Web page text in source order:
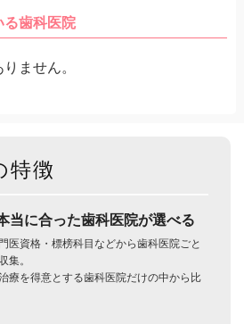
る歯科医院
ません。
特徴
当に合った歯科医院が選べる
医資格・標榜科目などから歯科医院ごと
集。
療を得意とする歯科医院だけの中から比